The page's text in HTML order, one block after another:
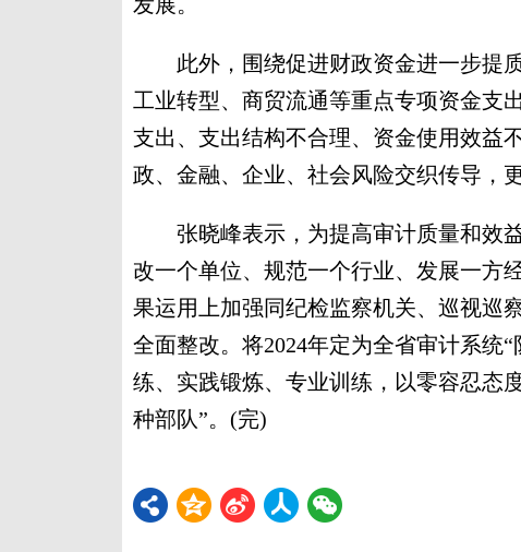
此外，围绕促进财政资金进一步提质
工业转型、商贸流通等重点专项资金支
支出、支出结构不合理、资金使用效益
政、金融、企业、社会风险交织传导，
张晓峰表示，为提高审计质量和效益
改一个单位、规范一个行业、发展一方
果运用上加强同纪检监察机关、巡视巡
全面整改。将2024年定为全省审计系统
练、实践锻炼、专业训练，以零容忍态
种部队”。(完)